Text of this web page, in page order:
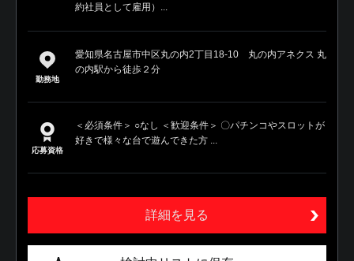
約社員として雇用）...
勤務地
愛知県名古屋市中区丸の内2丁目18-10 丸の内アネクス 丸
の内駅から徒歩２分
応募資格
＜必須条件＞ ○なし ＜歓迎条件＞ 〇パチンコやスロットが
好きで様々な台で遊んできた方 ...
詳細を見る